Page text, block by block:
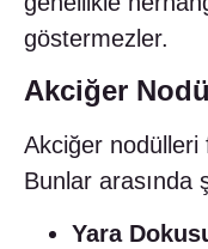
göstermezler.
Akciğer
Akciğer nodülleri
Bunlar arasında
Yara